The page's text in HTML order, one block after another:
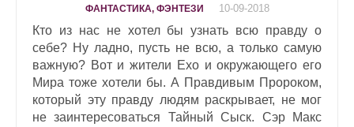
ФАНТАСТИКА, ФЭНТЕЗИ 10-09-2018
Кто из нас не хотел бы узнать всю правду о
себе? Ну ладно, пусть не всю, а только самую
важную? Вот и жители Ехо и окружающего его
Мира тоже хотели бы. А Правдивым Пророком,
который эту правду людям раскрывает, не мог
не заинтересоваться Тайный Сыск. Сэр Макс